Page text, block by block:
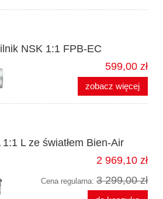
NSK 1:1 FPB-EC
599,00 zł
zobacz więcej
L ze światłem Bien-Air
2 969,10 zł
Cena regularna: 3 299,00 zł